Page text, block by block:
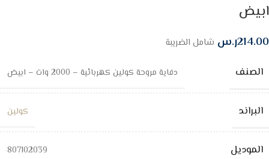
ابيض
214.00ر.س شامل الضريبة
الصنف دفاية مروحة كولين كهربائية – 2000 وات – ابيض
البراند كولين
الموديل 807102039